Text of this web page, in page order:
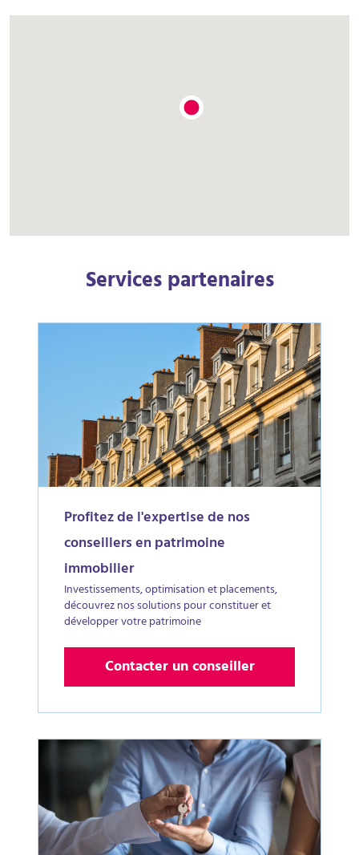
Services partenaires
Profitez de l'expertise de nos
conseillers en patrimoine
immobilier
Investissements, optimisation et placements,
découvrez nos solutions pour constituer et
développer votre patrimoine
Contacter un conseiller